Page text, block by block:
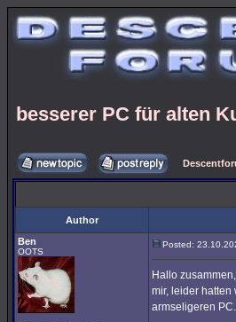
besserer PC für alten
Author
Ben
OOTS
Posted:
Hallo
mir, leider hatten
armseligeren PC.